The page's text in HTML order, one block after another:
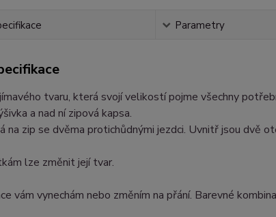
Parametry
tvaru, která svojí velikostí pojme všechny
a nad ní zipová kapsa.
na zip se dvěma protichůdnými jezdci. Uvnitř jsou dvě
lze změnit její tvar.
vám vynechám nebo změním na přání. Barevné